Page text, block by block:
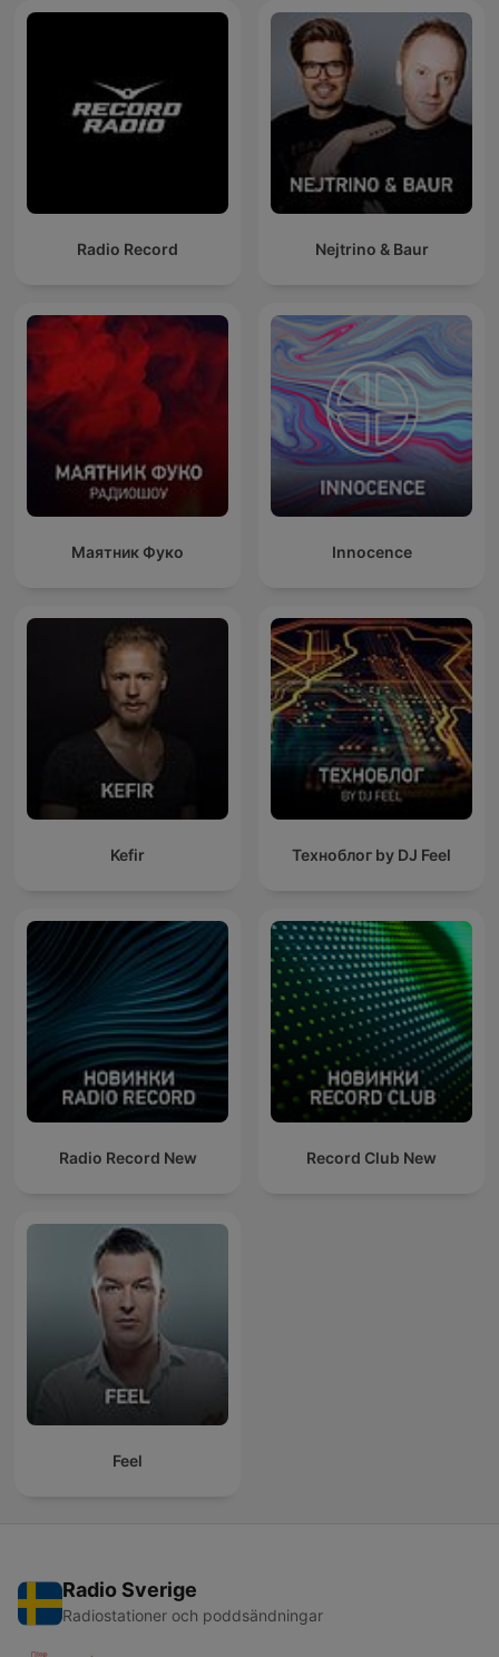
Radio Record Nejtrino & Baur
Маятник Фуко Innocence
Kefir Техноблог by DJ Feel
Radio Record New Record Club New
Feel
Radio Sverige
Radiostationer och poddsändningar